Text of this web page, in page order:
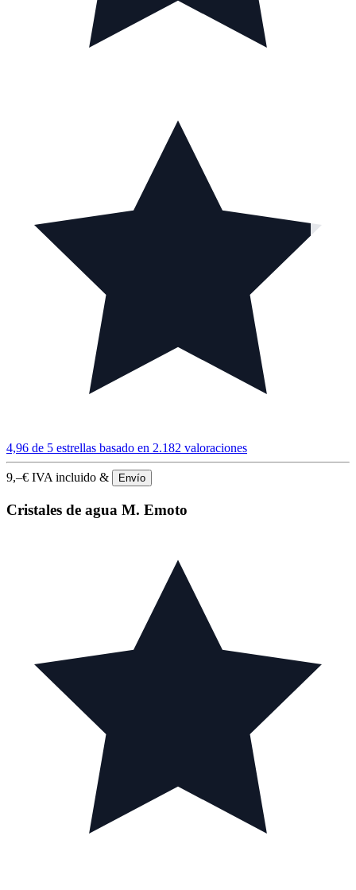
4,96 de 5 estrellas basado en 2.182 valoraciones
9,–€ IVA incluido & Envío
Cristales de agua M. Emoto